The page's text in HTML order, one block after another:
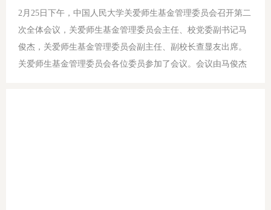
2月25日下午，中国人民大学关爱师生基金管理委员会召开第二
次全体会议，关爱师生基金管理委员会主任、校党委副书记马
俊杰，关爱师生基金管理委员会副主任、副校长查显友出席。
关爱师生基金管理委员会各位委员参加了会议。会议由马俊杰